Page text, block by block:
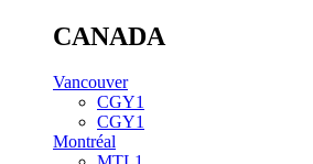
CANADA
Vancouver
CGY1
CGY1
Montréal